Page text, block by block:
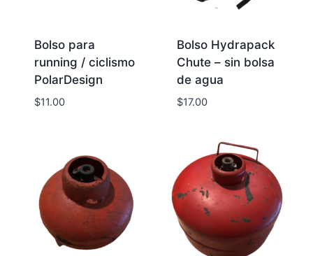
Bolso para
running / ciclismo
PolarDesign
$11.00
Bolso Hydrapack
Chute – sin bolsa
de agua
$17.00